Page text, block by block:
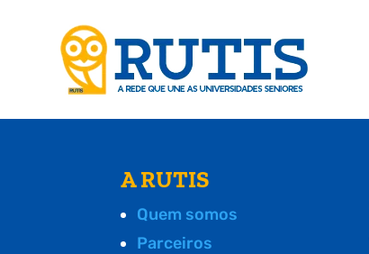
A RUTIS
Quem somos
Parceiros